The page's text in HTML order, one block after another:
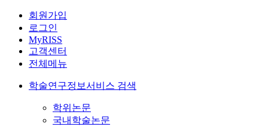
회원가입
로그인
MyRISS
고객센터
전체메뉴
학술연구정보서비스 검색
학위논문
국내학술논문